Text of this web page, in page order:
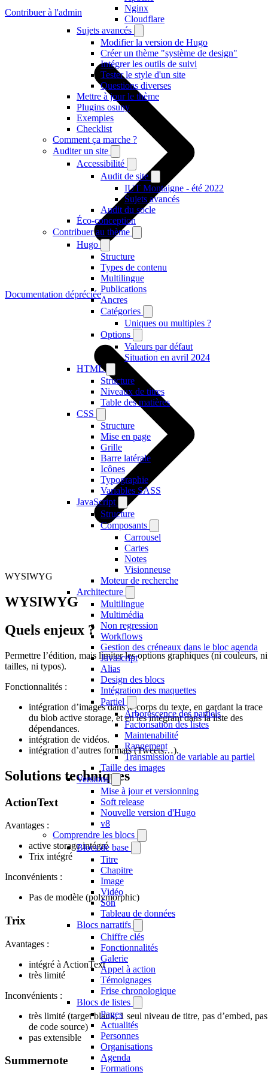
Nginx
Cloudflare
Sujets avancés
Modifier la version de Hugo
Créer un thème "système de design"
Intégrer les outils de suivi
Tester le style d'un site
Questions diverses
Mettre à jour le thème
Plugins osuny
Exemples
Checklist
Comment ça marche ?
Auditer un site
Accessibilité
Audit de site
IUT Montaigne - été 2022
Sujets avancés
Audit du socle
Éco-conception
Contribuer au thème
Hugo
Structure
Types de contenu
Multilingue
Publications
Ancres
Catégories
Uniques ou multiples ?
Options
Valeurs par défaut
Situation en avril 2024
HTML
Structure
Niveaux de titres
Table des matières
CSS
Structure
Mise en page
Grille
Barre latérale
Icônes
Typographie
Variables SASS
JavaScript
Structure
Composants
Carrousel
Cartes
Notes
Visionneuse
Moteur de recherche
Architecture
Multilingue
Multimédia
Non regression
Workflows
Gestion des créneaux dans le bloc agenda
Javascript
Alias
Design des blocs
Intégration des maquettes
Partiel
Arborescence des partiels
Factorisation des listes
Maintenabilité
Rangement
Transmission de variable au partiel
Taille des images
Versions
Mise à jour et versionning
Soft release
Nouvelle version d'Hugo
v8
Comprendre les blocs
Blocs de base
Titre
Chapitre
Image
Vidéo
Son
Tableau de données
Blocs narratifs
Chiffre clés
Fonctionnalités
Galerie
Appel à action
Témoignages
Frise chronologique
Blocs de listes
Pages
Actualités
Personnes
Organisations
Agenda
Formations
Contribuer à l'admin
Documentation dépréciée
WYSIWYG
WYSIWYG
Quels enjeux ?
Permettre l’édition, mais limiter les options graphiques (ni couleurs, ni
tailles, ni typos).
Fonctionnalités :
intégration d’images dans le corps du texte, en gardant la trace
du blob active storage, et en les intégrant dans la liste des
dépendances.
intégration de vidéos.
intégration d’autres formats (Tweets…).
Solutions techniques
ActionText
Avantages :
active storage intégré
Trix intégré
Inconvénients :
Pas de modèle (polymorphic)
Trix
Avantages :
intégré à ActionText
très limité
Inconvénients :
très limité (target blank, 1 seul niveau de titre, pas d’embed, pas
de code source)
pas extensible
Summernote